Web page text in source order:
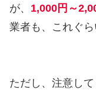
が、 1,000円～
業者も、これぐら
ただし、注意し